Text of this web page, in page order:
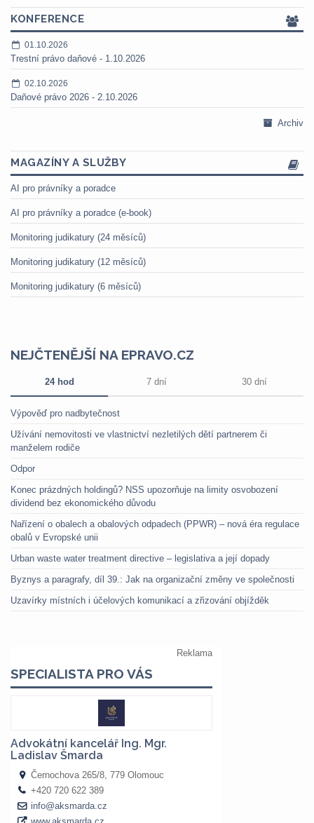
KONFERENCE
01.10.2026
Trestní právo daňové - 1.10.2026
02.10.2026
Daňové právo 2026 - 2.10.2026
Archiv
MAGAZÍNY A SLUŽBY
AI pro právníky a poradce
AI pro právníky a poradce (e-book)
Monitoring judikatury (24 měsíců)
Monitoring judikatury (12 měsíců)
Monitoring judikatury (6 měsíců)
NEJČTENĚJŠÍ NA EPRAVO.CZ
24 hod 7 dní 30 dní
Výpověď pro nadbytečnost
Užívání nemovitosti ve vlastnictví nezletilých dětí partnerem či
manželem rodiče
Odpor
Konec prázdných holdingů? NSS upozorňuje na limity osvobození
dividend bez ekonomického důvodu
Nařízení o obalech a obalových odpadech (PPWR) – nová éra regulace
obalů v Evropské unii
Urban waste water treatment directive – legislativa a její dopady
Byznys a paragrafy, díl 39.: Jak na organizační změny ve společnosti
Uzavírky místních i účelových komunikací a zřizování objížděk